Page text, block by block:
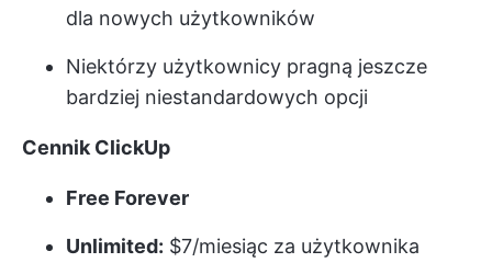
dla nowych użytkowników
Niektórzy użytkownicy pragną jeszcze
bardziej niestandardowych opcji
Cennik ClickUp
Free Forever
Unlimited: $7/miesiąc za użytkownika